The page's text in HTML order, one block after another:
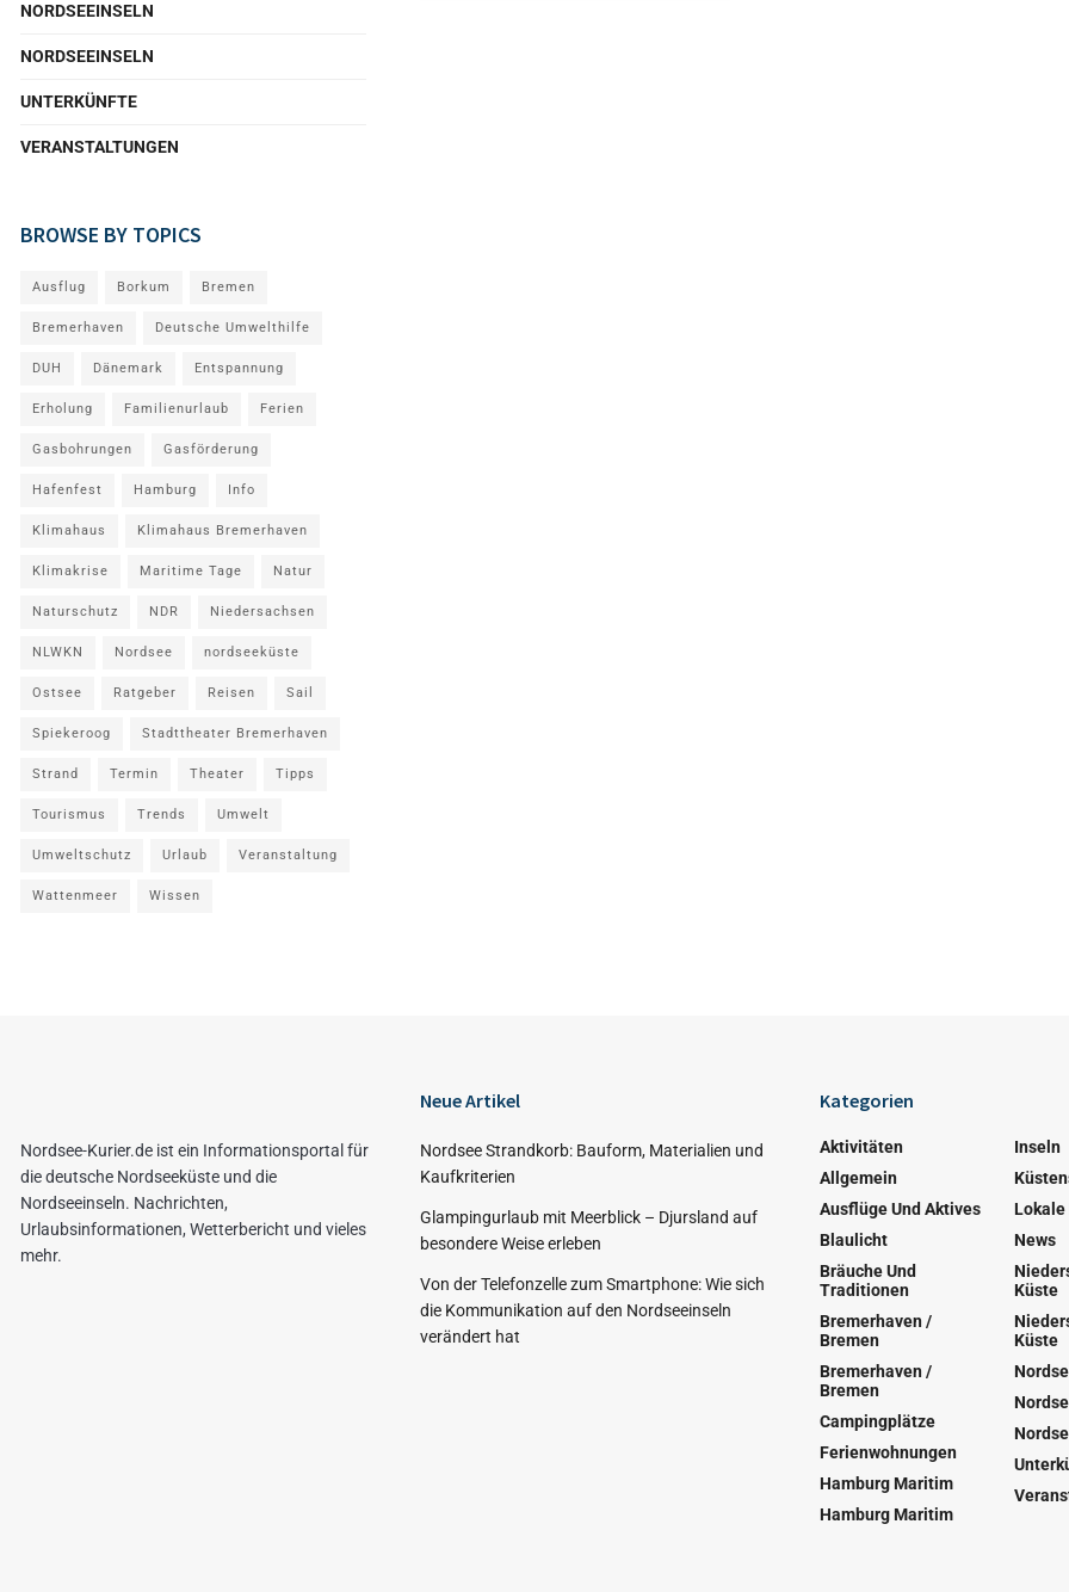
NORDSEEINSELN
NORDSEEINSELN
UNTERKÜNFTE
VERANSTALTUNGEN
BROWSE BY TOPICS
Ausflug Borkum Bremen
Bremerhaven Deutsche Umwelthilfe
DUH Dänemark Entspannung
Erholung Familienurlaub Ferien
Gasbohrungen Gasförderung
Hafenfest Hamburg Info
Klimahaus Klimahaus Bremerhaven
Klimakrise Maritime Tage Natur
Naturschutz NDR Niedersachsen
NLWKN Nordsee nordseeküste
Ostsee Ratgeber Reisen Sail
Spiekeroog Stadttheater Bremerhaven
Strand Termin Theater Tipps
Tourismus Trends Umwelt
Umweltschutz Urlaub Veranstaltung
Wattenmeer Wissen
Nordsee-Kurier.de ist ein Informationsportal für
die deutsche Nordseeküste und die
Nordseeinseln. Nachrichten,
Urlaubsinformationen, Wetterbericht und vieles
mehr.
Neue Artikel
Nordsee Strandkorb: Bauform, Materialien und
Kaufkriterien
Glampingurlaub mit Meerblick – Djursland auf
besondere Weise erleben
Von der Telefonzelle zum Smartphone: Wie sich
die Kommunikation auf den Nordseeinseln
verändert hat
Kategorien
Aktivitäten
Allgemein
Ausflüge Und Aktives
Blaulicht
Bräuche Und
Traditionen
Bremerhaven /
Bremen
Bremerhaven /
Bremen
Campingplätze
Ferienwohnungen
Hamburg Maritim
Hamburg Maritim
Inseln
Lokale
News
Küste
Küste